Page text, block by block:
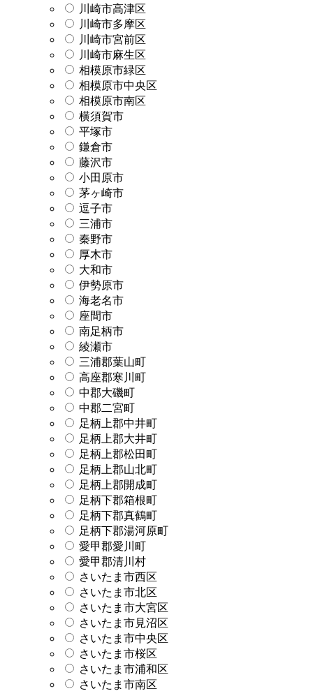
川崎市高津区
川崎市多摩区
川崎市宮前区
川崎市麻生区
相模原市緑区
相模原市中央区
相模原市南区
横須賀市
平塚市
鎌倉市
藤沢市
小田原市
茅ヶ崎市
逗子市
三浦市
秦野市
厚木市
大和市
伊勢原市
海老名市
座間市
南足柄市
綾瀬市
三浦郡葉山町
高座郡寒川町
中郡大磯町
中郡二宮町
足柄上郡中井町
足柄上郡大井町
足柄上郡松田町
足柄上郡山北町
足柄上郡開成町
足柄下郡箱根町
足柄下郡真鶴町
足柄下郡湯河原町
愛甲郡愛川町
愛甲郡清川村
さいたま市西区
さいたま市北区
さいたま市大宮区
さいたま市見沼区
さいたま市中央区
さいたま市桜区
さいたま市浦和区
さいたま市南区